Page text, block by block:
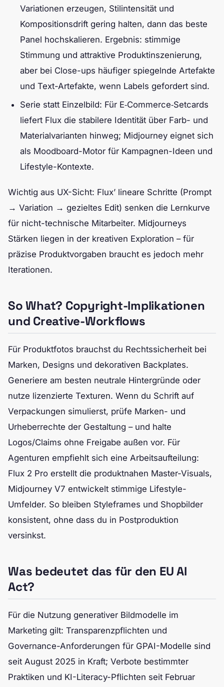
Variationen erzeugen, Stilintensität und
Kompositionsdrift gering halten, dann das beste
Panel hochskalieren. Ergebnis: stimmige
Stimmung und attraktive Produktinszenierung,
aber bei Close-ups häufiger spiegelnde Artefakte
und Text-Artefakte, wenn Labels gefordert sind.
Serie statt Einzelbild: Für E‑Commerce‑Setcards
liefert Flux die stabilere Identität über Farb- und
Materialvarianten hinweg; Midjourney eignet sich
als Moodboard-Motor für Kampagnen-Ideen und
Lifestyle-Kontexte.
Wichtig aus UX-Sicht: Flux’ lineare Schritte (Prompt
→ Variation → gezieltes Edit) senken die Lernkurve
für nicht-technische Mitarbeiter. Midjourneys
Stärken liegen in der kreativen Exploration – für
präzise Produktvorgaben braucht es jedoch mehr
Iterationen.
So What? Copyright-Implikationen
und Creative-Workflows
Für Produktfotos brauchst du Rechtssicherheit bei
Marken, Designs und dekorativen Backplates.
Generiere am besten neutrale Hintergründe oder
nutze lizenzierte Texturen. Wenn du Schrift auf
Verpackungen simulierst, prüfe Marken- und
Urheberrechte der Gestaltung – und halte
Logos/Claims ohne Freigabe außen vor. Für
Agenturen empfiehlt sich eine Arbeitsaufteilung:
Flux 2 Pro erstellt die produktnahen Master-Visuals,
Midjourney V7 entwickelt stimmige Lifestyle-
Umfelder. So bleiben Styleframes und Shopbilder
konsistent, ohne dass du in Postproduktion
versinkst.
Was bedeutet das für den EU AI
Act?
Für die Nutzung generativer Bildmodelle im
Marketing gilt: Transparenzpflichten und
Governance-Anforderungen für GPAI-Modelle sind
seit August 2025 in Kraft; Verbote bestimmter
Praktiken und KI-Literacy-Pflichten seit Februar